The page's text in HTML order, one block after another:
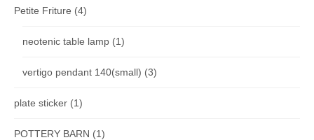
Petite Friture (4)
neotenic table lamp (1)
vertigo pendant 140(small) (3)
plate sticker (1)
POTTERY BARN (1)